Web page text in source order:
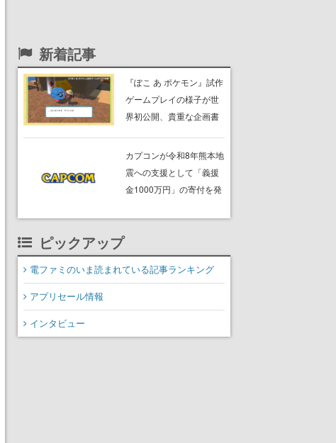
新着記事
『ぽこ あ ポケモン』試作
ゲームプレイの様子が世
界初公開、貴重な企画書
ームフリーク・大森滋氏
が開発秘話を語る動画が
ゲームフリーク公式
カプコンが令和8年熊本地
震への支援として「義援
金1000万円」の寄付を発
ピックアップ
電ファミのいま読まれている記事ランキング
アプリセール情報
インタビュー